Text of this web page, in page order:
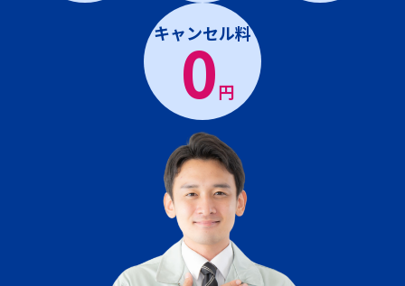
キャンセル料
0円